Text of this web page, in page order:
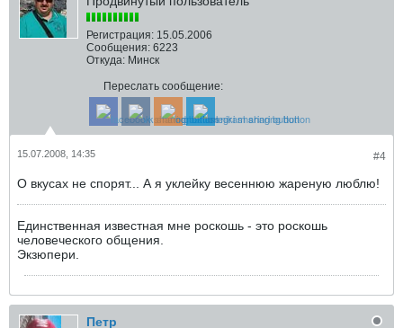
Регистрация: 15.05.2006
Сообщения: 6223
Откуда: Минск
Переслать сообщение:
#4
15.07.2008, 14:35
О вкусах не спорят... А я уклейку весеннюю жареную люблю!
Единственная известная мне роскошь - это роскошь
человеческого общения.
Экзюпери.
Петр